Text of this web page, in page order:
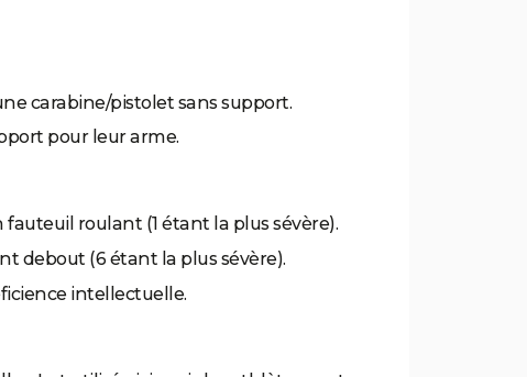
carabine/pistolet sans support.
pour leur arme.
roulant (1 étant la plus sévère).
debout (6 étant la plus sévère).
intellectuelle.